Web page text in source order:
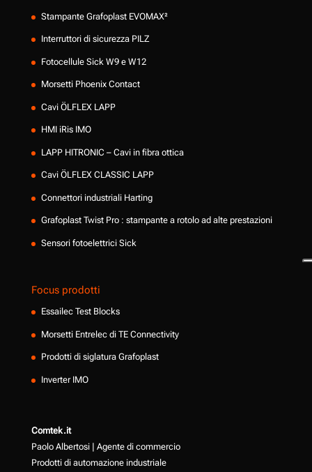
Stampante Grafoplast EVOMAX²
Interruttori di sicurezza PILZ
Fotocellule Sick W9 e W12
Morsetti Phoenix Contact
Cavi ÖLFLEX LAPP
HMI iRis IMO
LAPP HITRONIC – Cavi in fibra ottica
Cavi ÖLFLEX CLASSIC LAPP
Connettori industriali Harting
Grafoplast Twist Pro : stampante a rotolo ad alte prestazioni
Sensori fotoelettrici Sick
Focus prodotti
Essailec Test Blocks
Morsetti Entrelec di TE Connectivity
Prodotti di siglatura Grafoplast
Inverter IMO
Comtek.it
Paolo Albertosi | Agente di commercio
Prodotti di automazione industriale